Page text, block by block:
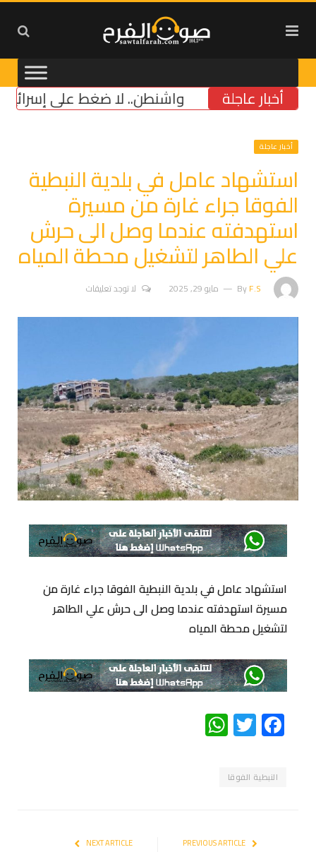
أخبار عاجلة واشنطن.. لا ضغط على إسرائيل قبل
أخبار عاجلة
استشهاد عامل في بلدية النبطية
الفوقا جراء غارة من مسيرة
استهدفته عندما وصل الى حرش
علي الطاهر لتشغيل محطة المياه
ByF.S مايو 29, 2025 لا توجد تعليقات
استشهاد عامل في بلدية النبطية الفوقا جراء غارة من
مسيرة استهدفته عندما وصل الى حرش علي الطاهر
لتشغيل محطة المياه
Facebook
Twitter
WhatsApp
النبطية الفوقا
NEXT ARTICLE